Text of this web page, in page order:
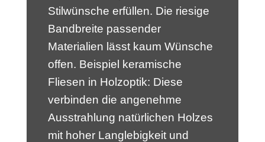
Stilwünsche erfüllen. Die riesige
Bandbreite passender
Materialien lässt kaum Wünsche
offen. Beispiel keramische
Fliesen in Holzoptik: Diese
verbinden die angenehme
Ausstrahlung natürlichen Holzes
mit hoher Langlebigkeit und